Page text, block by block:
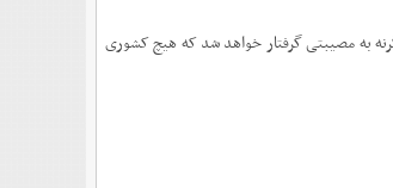
به مصیبتی گرفتار خواهد شد که هیچ کشوری